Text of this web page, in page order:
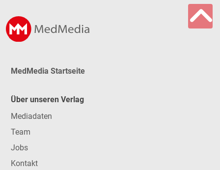
MedMedia Startseite
Über unseren Verlag
Mediadaten
Team
Jobs
Kontakt